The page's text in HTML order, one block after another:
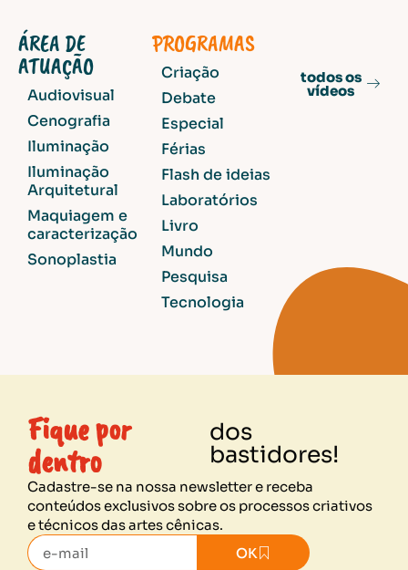
ÁREA DE
ATUAÇÃO
Audiovisual
Cenografia
Iluminação
Iluminação
Arquitetural
Maquiagem e
caracterização
Sonoplastia
PROGRAMAS
Criação
Debate
Especial
Férias
Flash de ideias
Laboratórios
Livro
Mundo
Pesquisa
Tecnologia
todos os
vídeos
dos
bastidores!
Fique por
dentro
Cadastre-se na nossa newsletter e receba
conteúdos exclusivos sobre os processos criativos
e técnicos das artes cênicas.
OK